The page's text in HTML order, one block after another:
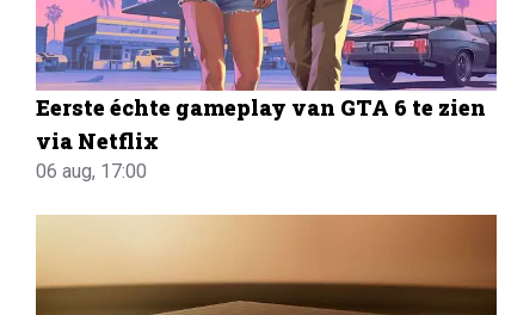
Eerste échte gameplay van GTA 6 te zien
via Netflix
06 aug, 17:00